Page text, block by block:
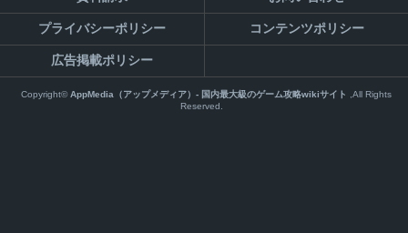
プライバシーポリシー コンテンツポリシー
広告掲載ポリシー
Copyright©AppMedia（アップメディア）- 国内最大級のゲーム攻略wikiサイト ,All Rights
Reserved.